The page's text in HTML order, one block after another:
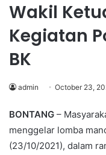
Wakil
Kegiatan
BK
admin October 23,
BONTANG –
menggelar lomba
(23/10/2021), dalam